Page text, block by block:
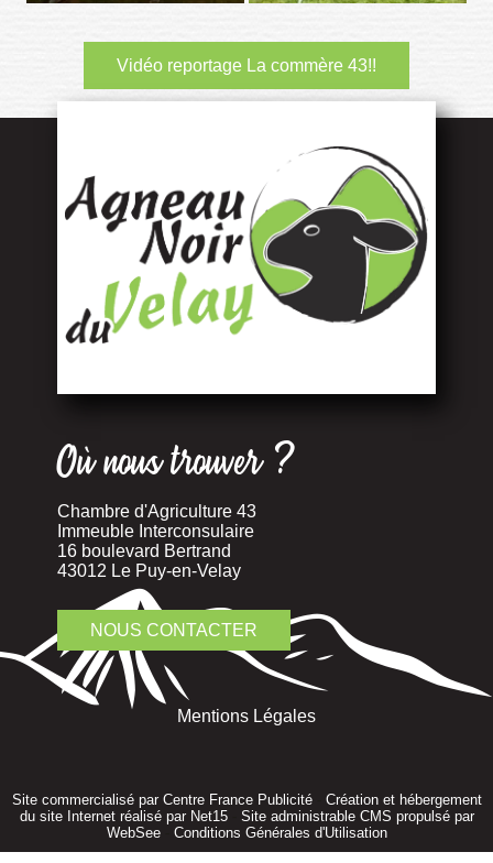
Vidéo reportage La commère 43!!
Où nous trouver ?
Chambre d'Agriculture 43
Immeuble Interconsulaire
16 boulevard Bertrand
43012 Le Puy-en-Velay
NOUS CONTACTER
Mentions Légales
Site commercialisé par Centre France Publicité- Création et hébergement
du site Internet réalisé par Net15- Site administrable CMS propulsé par
WebSee- Conditions Générales d'Utilisation